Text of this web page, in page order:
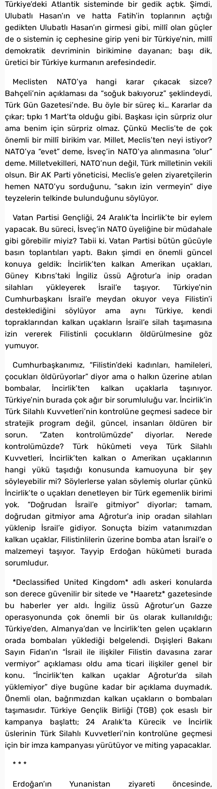
Türkiye’deki Atlantik sisteminde bir gedik açtık. Şimdi,
Ulubatlı Hasan’ın ve hatta Fatih’in toplarının açtığı
gedikten Ulubatlı Hasan’ın girmesi gibi, millî olan güçler
de o sistemin iç cephesine girip yeni bir Türkiye’nin, millî
demokratik devriminin birikimine dayanan; başı dik,
üretici bir Türkiye kurmanın arefesindedir.
Meclisten NATO’ya hangi karar çıkacak sizce?
Bahçeli’nin açıklaması da “soğuk bakıyoruz” şeklindeydi,
Türk Gün Gazetesi’nde. Bu öyle bir süreç ki… Kararlar da
çıkar; tıpkı 1 Mart’ta olduğu gibi. Başkası için sürpriz olur
ama benim için sürpriz olmaz. Çünkü Meclis’te de çok
önemli bir millî birikim var. Millet, Meclis’ten neyi istiyor?
NATO’ya “evet” deme, İsveç’in NATO’ya alınmasına “olur”
deme. Milletvekilleri, NATO’nun değil, Türk milletinin vekili
olsun. Bir AK Parti yöneticisi, Meclis’e gelen ziyaretçilerin
hemen NATO’yu sorduğunu, “sakın izin vermeyin” diye
teyzelerin telkinde bulunduğunu söylüyor.
Vatan Partisi Gençliği, 24 Aralık’ta İncirlik’te bir eylem
yapacak. Bu süreci, İsveç’in NATO üyeliğine bir müdahale
gibi görebilir miyiz? Tabii ki. Vatan Partisi bütün gücüyle
basın toplantıları yaptı. Bakın şimdi en önemli güncel
konuya geldik: İncirlik’ten kalkan Amerikan uçakları,
Güney Kıbrıs’taki İngiliz üssü Ağrotur’a inip oradan
silahları yükleyerek İsrail’e taşıyor. Türkiye’nin
Cumhurbaşkanı İsrail’e meydan okuyor veya Filistin’i
desteklediğini söylüyor ama aynı Türkiye, kendi
topraklarından kalkan uçakların İsrail’e silah taşımasına
izin vererek Filistinli çocukların öldürülmesine göz
yumuyor.
Cumhurbaşkanımız, “Filistin’deki kadınları, hamileleri,
çocukları öldürüyorlar” diyor ama o halkın üzerine atılan
bombalar, İncirlik’ten kalkan uçaklarla taşınıyor.
Türkiye’nin burada çok ağır bir sorumluluğu var. İncirlik’in
Türk Silahlı Kuvvetleri’nin kontrolüne geçmesi sadece bir
stratejik program değil, güncel, insanları öldüren bir
sorun. “Zaten kontrolümüzde” diyorlar. Nerede
kontrolümüzde? Türk hükûmeti veya Türk Silahlı
Kuvvetleri, İncirlik’ten kalkan o Amerikan uçaklarının
hangi yükü taşıdığı konusunda kamuoyuna bir şey
söyleyebilir mi? Söylerlerse yalan söylemiş olurlar çünkü
İncirlik’te o uçakları denetleyen bir Türk egemenlik birimi
yok. “Doğrudan İsrail’e gitmiyor” diyorlar; tamam,
doğrudan gitmiyor ama Ağrotur’a inip oradan silahları
yüklenip İsrail’e gidiyor. Sonuçta bizim vatanımızdan
kalkan uçaklar, Filistinlilerin üzerine bomba atan İsrail’e o
malzemeyi taşıyor. Tayyip Erdoğan hükûmeti burada
sorumludur.
*Declassified United Kingdom* adlı askeri konularda
son derece güvenilir bir sitede ve *Haaretz* gazetesinde
bu haberler yer aldı. İngiliz üssü Ağrotur’un Gazze
operasyonunda çok önemli bir üs olarak kullanıldığı;
Türkiye’den, Almanya’dan ve İncirlik’ten gelen uçakların
orada bombaları yüklediği belgelendi. Dışişleri Bakanı
Sayın Fidan’ın “İsrail ile ilişkiler Filistin davasına zarar
vermiyor” açıklaması oldu ama ticari ilişkiler genel bir
konu. “İncirlik’ten kalkan uçaklar Ağrotur’da silah
yüklemiyor” diye bugüne kadar bir açıklama duymadık.
Önemli olan, bağrımızdan kalkan uçakların o bombaları
taşımasıdır. Türkiye Gençlik Birliği (TGB) çok esaslı bir
kampanya başlattı; 24 Aralık’ta Kürecik ve İncirlik
üslerinin Türk Silahlı Kuvvetleri’nin kontrolüne geçmesi
için bir imza kampanyası yürütüyor ve miting yapacaklar.
* * *
Erdoğan’ın Yunanistan ziyareti öncesinde,